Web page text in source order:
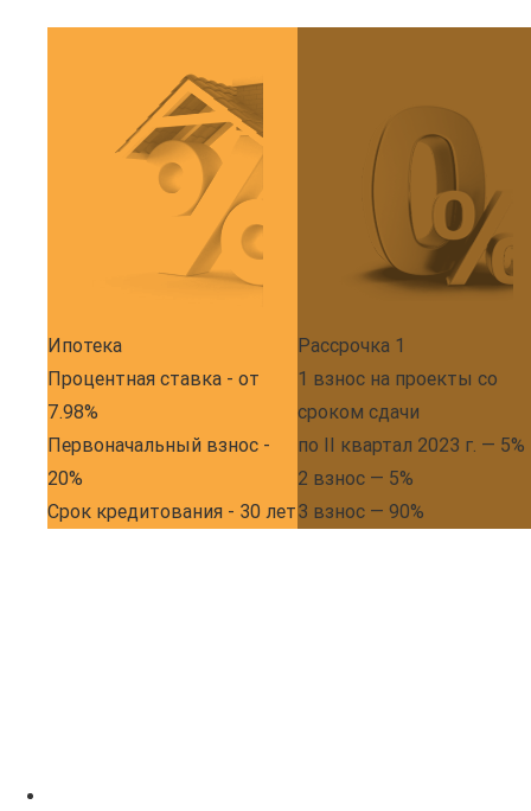
Ипотека
Процентная ставка - от
7.98%
Первоначальный взнос -
20%
Срок кредитования - 30 лет
Рассрочка 1
1 взнос на проекты со
сроком сдачи
по II квартал 2023 г. — 5%
2 взнос — 5%
3 взнос — 90%